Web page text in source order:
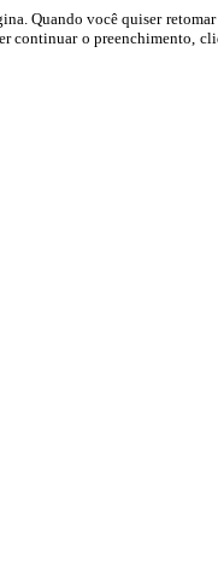
Quando você quiser
continuar o preenchimento,